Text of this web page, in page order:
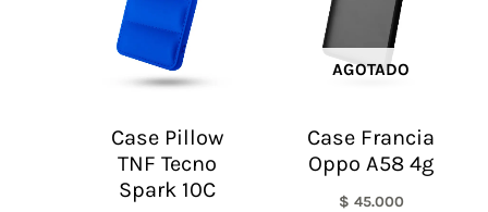
Case Pillow
TNF Tecno
Spark 10C
AGOTADO
Case Francia
Oppo A58 4g
$ 45.000